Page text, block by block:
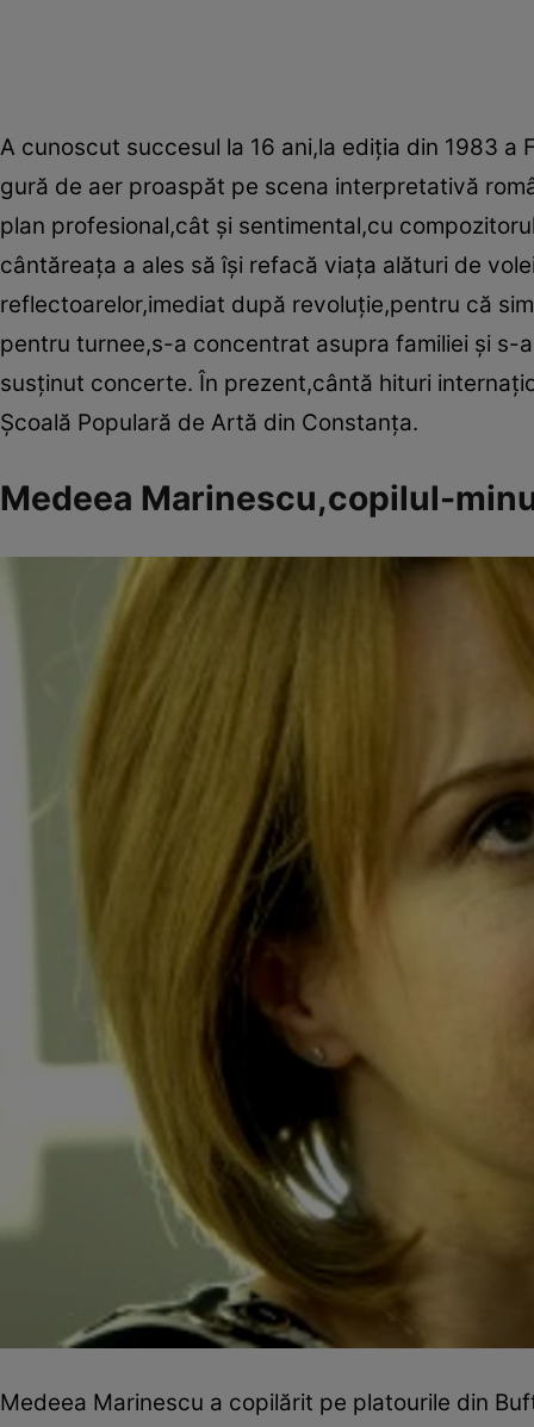
A cunoscut succesul la 16 ani,la ediţia din 1983
gură de aer proaspăt pe scena interpretativă
plan profesional,cât şi sentimental,cu
cântăreaţa a ales să îşi refacă viaţa alături de
reflectoarelor,imediat după revoluţie,pentru că
pentru turnee,s-a concentrat asupra familiei şi s-
susţinut concerte. În prezent,cântă hituri
Şcoală Populară de Artă din Constanţa.
Medeea Marinescu,copilul-
Medeea Marinescu a copilărit pe platourile din